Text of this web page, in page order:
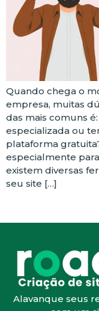
Quando chega o
empresa, muitas
das mais comuns
especializada ou
plataforma
especialmente
existem diversas
seu site […]
Alavanque seus